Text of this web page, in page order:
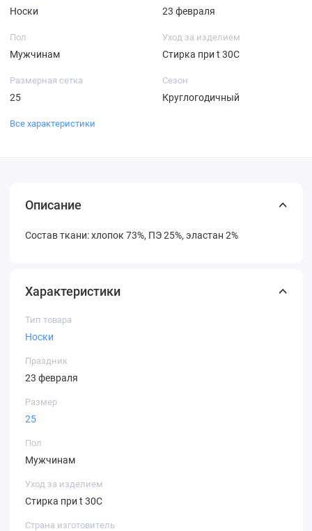
Носки 23 февраля
Пол
Мужчинам
Уход за изделием
Стирка при t 30С
Размерная сетка
25
Сезон
Круглогодичный
Все характеристики
Описание
Состав ткани: хлопок 73%, ПЭ 25%, эластан 2%
Характеристики
Тип товара
Носки
Праздник
23 февраля
Размер
25
Пол
Мужчинам
Уход за изделием
Стирка при t 30С
Страна изготовитель